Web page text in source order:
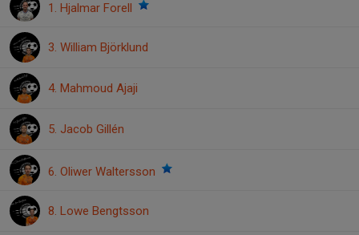
1. Hjalmar Forell
3. William Björklund
4. Mahmoud Ajaji
5. Jacob Gillén
6. Oliwer Waltersson
8. Lowe Bengtsson